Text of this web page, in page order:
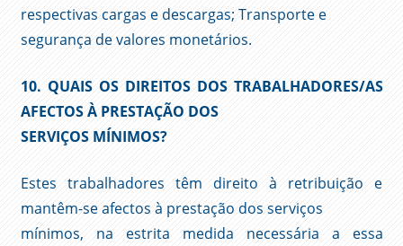
respectivas cargas e descargas; Transporte e
segurança de valores monetários.
10. QUAIS OS DIREITOS DOS TRABALHADORES/AS
AFECTOS À PRESTAÇÃO DOS
SERVIÇOS MÍNIMOS?
Estes trabalhadores têm direito à retribuição e
mantêm-se afectos à prestação dos serviços
mínimos, na estrita medida necessária a essa